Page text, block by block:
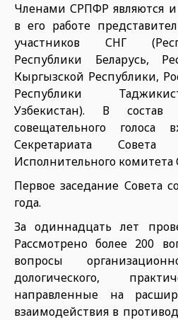
Членами СРПФР являются и
в его работе
участ­ников СНГ
Республики Беларусь,
Кыргызской Республи­ки,
Респу­блики
Узбекистан). В
совещательного голоса
Секретариата
Исполнительного комитета
Первое заседание Совета
года.
За одиннадцать лет
Рассмотрено более 200
вопросы
дологического,
направленные на
взаимодействия в